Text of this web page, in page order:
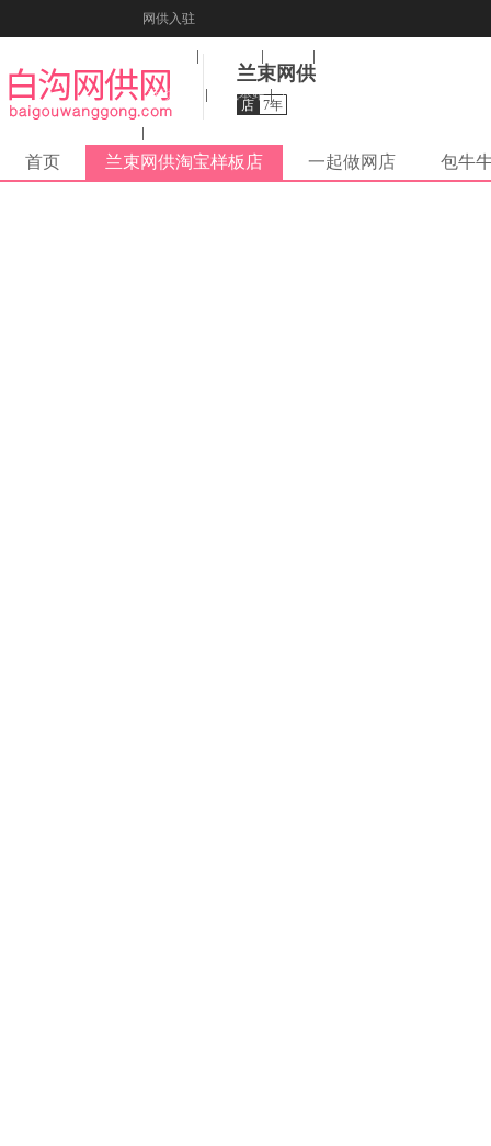
网供入驻
活动报名 收藏本站 下载到桌面
兰束网供
店 7年
首页 兰束网供淘宝样板店 一起做网店 包牛